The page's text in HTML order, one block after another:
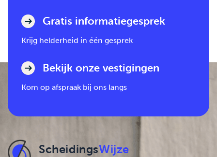
Gratis informatiegesprek
Krijg helderheid in één gesprek
Bekijk onze vestigingen
Kom op afspraak bij ons langs
ScheidingsWijze